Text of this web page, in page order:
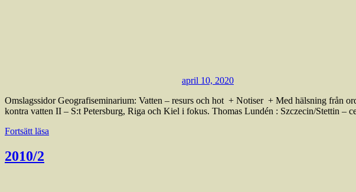
april 10, 2020
Omslagssidor Geografiseminarium: Vatten – resurs och hot + Notiser + Med hälsning
kontra vatten II – S:t Petersburg, Riga och Kiel i fokus. Thomas Lundén : Szczecin/Stettin –
Fortsätt läsa
2010/2